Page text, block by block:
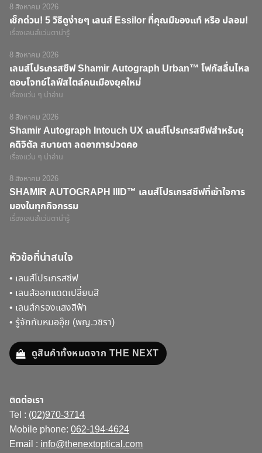
8 สิงหาคม 2026
เช็กด่วน! 5 วิธีดูง่ายๆ เลนส์ Essilor ที่คุณมีของแท้ หรือ ปลอม!
เรื่องเลนส์แว่นตาน่ารู้
8 สิงหาคม 2026
เลนส์โปรเกรสซีฟ Shamir Autograph Urban™ โฟกัสลื่นไหล
ตอบโจทย์ไลฟ์สไตล์คนเมืองยุคใหม่
เรื่องแว่น ๆ น่าอ่าน
8 สิงหาคม 2026
Shamir Autograph Intouch UX เลนส์โปรเกรสซีฟสำหรับยุ
คดิจิตัล สบายตา ลดอาการปวดคอ
เรื่องแว่น ๆ น่าอ่าน
8 สิงหาคม 2026
SHAMIR AUTOGRAPH IIID™ เลนส์โปรเกรสซีฟที่เข้าใจการ
มองในทุกกิจกรรม
เรื่องเลนส์แว่นตาน่ารู้
หัวข้อที่น่าสนใจ
• เลนส์โปรเกรสซีฟ
• เลนส์ออกแดดเปลี่ยนสี
• เลนส์กรองแสงสีฟ้า
• รู้จักกับหมออุ๊ย (พญ.วชิรา)
ดูสินค้าทั้งหมดจาก THE NEXT
ติดต่อเรา
Tel : (02)970-3714
Mobile phone: 062-194-4624
Email : info@thenextoptical.com